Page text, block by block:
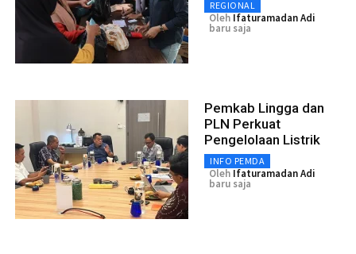
REGIONAL
Oleh Ifaturamadan Adi
baru saja
Pemkab Lingga dan
PLN Perkuat
Pengelolaan Listrik
INFO PEMDA
Oleh Ifaturamadan Adi
baru saja